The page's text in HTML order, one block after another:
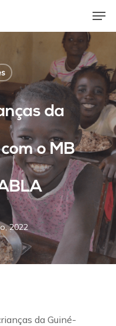
da
o MB
2022
da Guiné-